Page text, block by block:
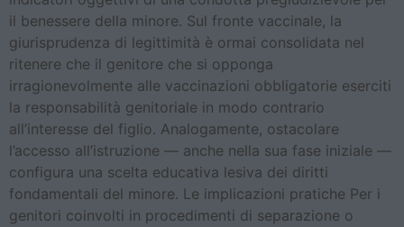
il benessere della minore. Sul fronte vaccinale, la
giurisprudenza di legittimità è ormai consolidata nel
ritenere che il genitore che si opponga
irragionevolmente alle vaccinazioni obbligatorie eserciti
la responsabilità genitoriale in modo contrario
all’interesse del figlio. Analogamente, ostacolare
l’accesso all’istruzione — anche nella sua fase iniziale —
configura una scelta educativa lesiva dei diritti
fondamentali del minore. Le implicazioni pratiche Per i
genitori coinvolti in procedimenti di separazione o